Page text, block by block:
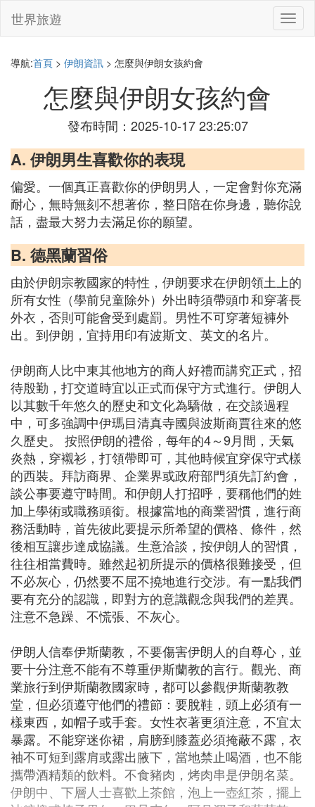
切
換
世界旅遊
導航:首頁 > 伊朗資訊 > 怎麼與伊朗女孩約會
怎麼與伊朗女孩約會
發布時間：2025-10-17 23:25:07
A. 伊朗男生喜歡你的表現
偏愛。一個真正喜歡你的伊朗男人，一定會對你充滿
耐心，無時無刻不想著你，整日陪在你身邊，聽你說
話，盡最大努力去滿足你的願望。
B. 德黑蘭習俗
由於伊朗宗教國家的特性，伊朗要求在伊朗領土上的
所有女性（學前兒童除外）外出時須帶頭巾和穿著長
外衣，否則可能會受到處罰。男性不可穿著短褲外
出。到伊朗，宜持用印有波斯文、英文的名片。
伊朗商人比中東其他地方的商人好禮而講究正式，招
待殷勤，打交道時宜以正式而保守方式進行。伊朗人
以其數千年悠久的歷史和文化為驕做，在交談過程
中，可多強調中伊瑪目清真寺國與波斯商賈往來的悠
久歷史。 按照伊朗的禮俗，每年的4～9月間，天氣
炎熱，穿襯衫，打領帶即可，其他時候宜穿保守式樣
的西裝。拜訪商界、企業界或政府部門須先訂約會，
談公事要遵守時間。和伊朗人打招呼，要稱他們的姓
加上學術或職務頭銜。根據當地的商業習慣，進行商
務活動時，首先彼此要提示所希望的價格、條件，然
後相互讓步達成協議。生意洽談，按伊朗人的習慣，
往往相當費時。雖然起初所提示的價格很難接受，但
不必灰心，仍然要不屈不撓地進行交涉。有一點我們
要有充分的認識，即對方的意識觀念與我們的差異。
注意不急躁、不慌張、不灰心。
伊朗人信奉伊斯蘭教，不要傷害伊朗人的自尊心，並
要十分注意不能有不尊重伊斯蘭教的言行。觀光、商
業旅行到伊斯蘭教國家時，都可以參觀伊斯蘭教教
堂，但必須遵守他們的禮節：要脫鞋，頭上必須有一
樣東西，如帽子或手套。女性衣著更須注意，不宜太
暴露。不能穿迷你裙，肩膀到膝蓋必須掩蔽不露，衣
袖不可短到露肩或露出腋下，當地禁止喝酒，也不能
攜帶酒精類的飲料。不食豬肉，烤肉串是伊朗名菜。
伊朗中、下層人士喜歡上茶館，泡上一壺紅茶，擺上